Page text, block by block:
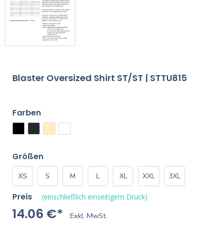
Blaster Oversized Shirt ST/ST | STTU815
Farben
Größen
XS S M L XL XXL 3XL
Preis (einschließlich einseitigem Druck)
14.06 €* Exkl. MwSt.